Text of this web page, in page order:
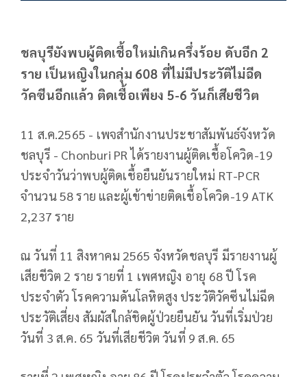
ชลบุรียังพบผู้ติดเชื้อใหม่เกินครึ่งร้อย ดับอีก 2
ราย เป็นหญิงในกลุ่ม 608 ที่ไม่มีประวัติไม่ฉีด
วัคซีนอีกแล้ว ติดเชื้อเพียง 5-6 วันก็เสียชีวิต
11 ส.ค.2565 - เพจสำนักงานประชาสัมพันธ์จังหวัด
ชลบุรี - Chonburi PR ได้รายงานผู้ติดเชื้อโควิด-19
ประจำวันว่าพบผู้ติดเชื้อยืนยันรายใหม่ RT-PCR
จำนวน 58 ราย และผู้เข้าข่ายติดเชื้อโควิด-19 ATK
2,237 ราย
ณ วันที่ 11 สิงหาคม 2565 จังหวัดชลบุรี มีรายงานผู้
เสียชีวิต 2 ราย รายที่ 1 เพศหญิง อายุ 68 ปี โรค
ประจำตัว โรคความดันโลหิตสูง ประวัติวัคซีนไม่ฉีด
ประวัติเสี่ยง สัมผัสใกล้ชิดผู้ป่วยยืนยัน วันที่เริ่มป่วย
วันที่ 3 ส.ค. 65 วันที่เสียชีวิต วันที่ 9 ส.ค. 65